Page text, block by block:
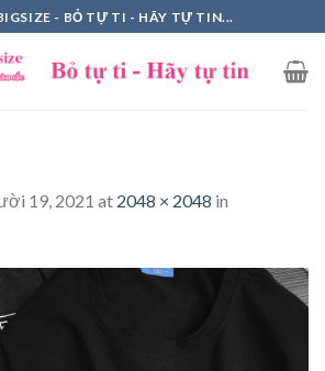
- BỎ TỰ TI - HÃY TỰ TIN...
19, 2021 at 2048 × 2048 in